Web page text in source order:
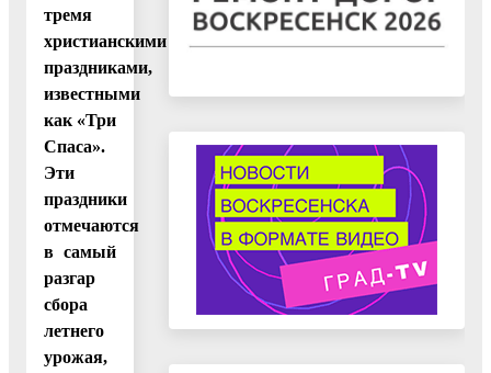
тремя
христианскими
праздниками,
известными
как «Три
Спаса».
Эти
праздники
отмечаются
в самый
разгар
сбора
летнего
урожая,